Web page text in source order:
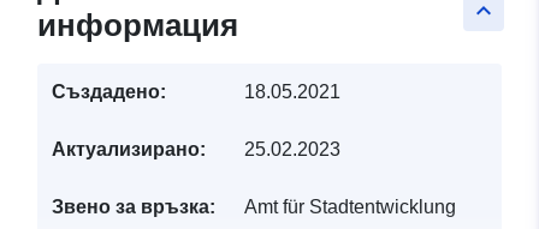
keyboard_arrow_up
информация
Създадено: 18.05.2021
Актуализирано: 25.02.2023
Звено за връзка:
Amt für Stadtentwicklung